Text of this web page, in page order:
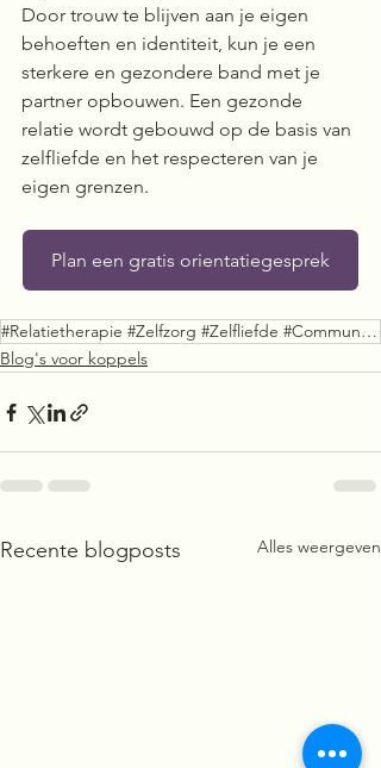
Door trouw te blijven aan je eigen
behoeften en identiteit, kun je een
sterkere en gezondere band met je
partner opbouwen. Een gezonde
relatie wordt gebouwd op de basis van
zelfliefde en het respecteren van je
eigen grenzen.
Plan een gratis orientatiegesprek
#Relatietherapie #Zelfzorg #Zelfliefde #Communicatie #Relatieadvies #Zelfopoffering #GezondeRelaties
Blog's voor koppels
Recente blogposts Alles weergeven